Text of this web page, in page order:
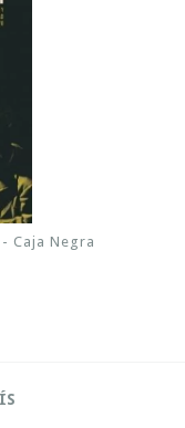
Caja Negra